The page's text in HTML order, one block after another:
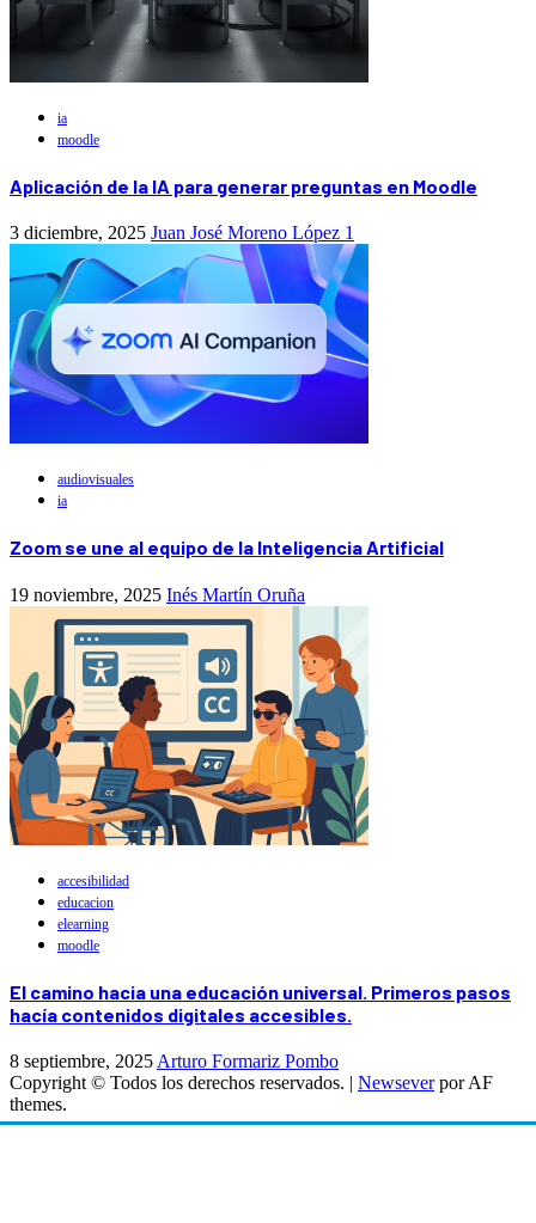
ia
moodle
Aplicación de la IA para generar preguntas en Moodle
3 diciembre, 2025 Juan José Moreno López 1
audiovisuales
ia
Zoom se une al equipo de la Inteligencia Artificial
19 noviembre, 2025 Inés Martín Oruña
accesibilidad
educacion
elearning
moodle
El camino hacia una educación universal. Primeros pasos
hacía contenidos digitales accesibles.
8 septiembre, 2025 Arturo Formariz Pombo
Copyright © Todos los derechos reservados. | Newseverpor AF
themes.